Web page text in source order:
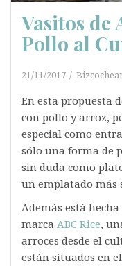
Vasitos de
Pollo al
21/11/2017
En esta propuesta
con pollo y arroz,
especial como
sólo una forma de
sin duda como
un emplatado más
Además está
marca ABC Rice,
arroces desde el
están situados en